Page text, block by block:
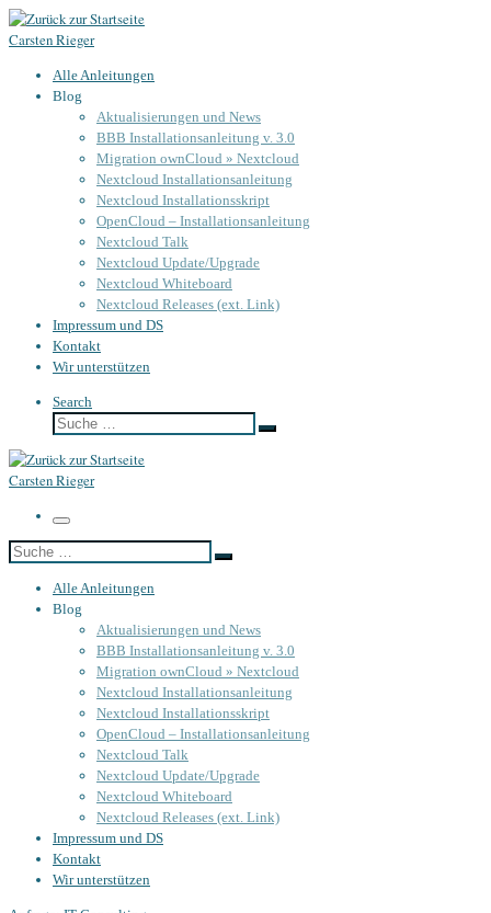
Zum
Inhalt
Carsten Rieger
Alle Anleitungen
Blog
Aktualisierungen und News
BBB Installationsanleitung v. 3.0
Migration ownCloud » Nextcloud
Nextcloud Installationsanleitung
Nextcloud Installationsskript
OpenCloud – Installationsanleitung
Nextcloud Talk
Nextcloud Update/Upgrade
Nextcloud Whiteboard
Nextcloud Releases (ext. Link)
Impressum und DS
Kontakt
Wir unterstützen
Search
Suche
Suche
Carsten Rieger
Menü
Suche
Suche
Alle Anleitungen
Blog
Aktualisierungen und News
BBB Installationsanleitung v. 3.0
Migration ownCloud » Nextcloud
Nextcloud Installationsanleitung
Nextcloud Installationsskript
OpenCloud – Installationsanleitung
Nextcloud Talk
Nextcloud Update/Upgrade
Nextcloud Whiteboard
Nextcloud Releases (ext. Link)
Impressum und DS
Kontakt
Wir unterstützen